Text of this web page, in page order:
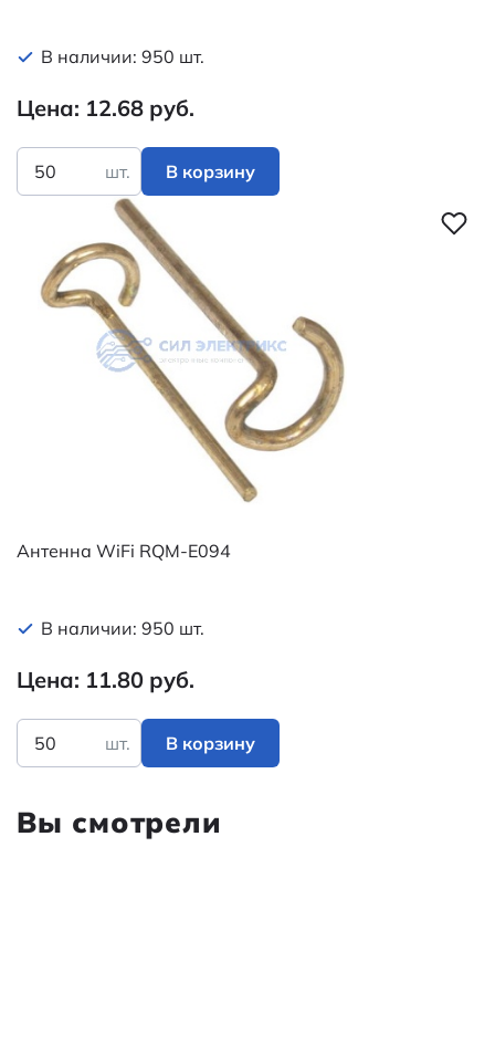
В наличии: 950 шт.
Цена: 12.68 руб.
шт. В корзину
Антенна WiFi RQM-E094
В наличии: 950 шт.
Цена: 11.80 руб.
шт. В корзину
Вы смотрели